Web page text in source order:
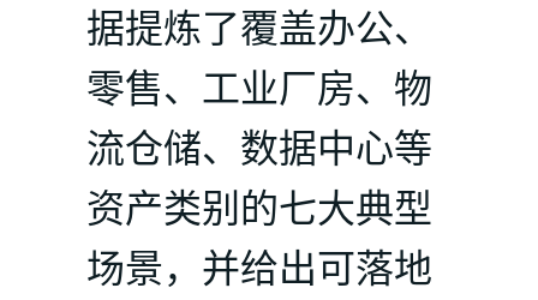
据提炼了覆盖办公、
零售、工业厂房、物
流仓储、数据中心等
资产类别的七大典型
场景，并给出可落地